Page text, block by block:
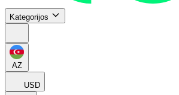
Kategorijos
AZ
USD